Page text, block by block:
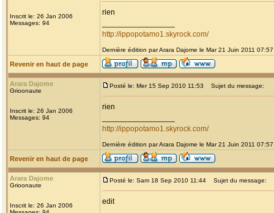
Inscrit le: 26 Jan 2006
Messages: 94
rien
http://ippopotamo1.skyrock.com/
Dernière édition par Arara Dajome le Mar 21 Juin 2011
Revenir en haut de page
Arara Dajome
Grioonaute
Inscrit le: 26 Jan 2006
Messages: 94
Posté le: Mer 15 Sep 2010 11:53 Sujet du message:
rien
http://ippopotamo1.skyrock.com/
Dernière édition par Arara Dajome le Mar 21 Juin 2011
Revenir en haut de page
Arara Dajome
Grioonaute
Inscrit le: 26 Jan 2006
Posté le: Sam 18 Sep 2010 11:44 Sujet du message:
edit